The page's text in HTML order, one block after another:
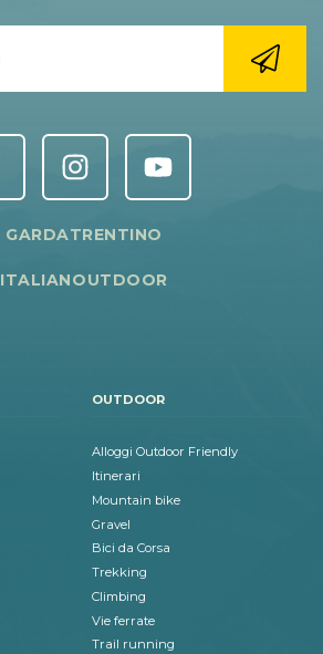
GARDATRENTINO
ITALIANOUTDOOR
OUTDOOR
Alloggi Outdoor Friendly
Itinerari
Mountain bike
Gravel
Bici da Corsa
Trekking
Climbing
Vie ferrate
Trail running